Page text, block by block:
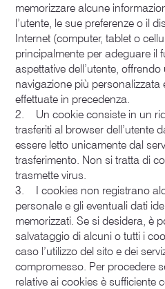
memorizzare alcune
l’utente, le sue preferenze o il
Internet (computer, tablet o
principalmente per adeguare il
aspettative dell’utente, offrendo
navigazione più personalizzata
effettuate in precedenza.
2. Un cookie consiste in un
trasferiti al browser dell’utente
essere letto unicamente dal
trasferimento. Non si tratta di
trasmette virus.
3. I cookies non registrano
personale e gli eventuali dati
memorizzati. Se si desidera, è
salvataggio di alcuni o tutti i
caso l’utilizzo del sito e dei
compromesso. Per procedere
relative ai cookies è sufficiente